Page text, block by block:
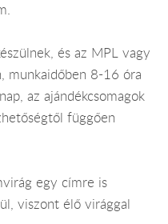
és az MPL vagy
munkaidőben 8-16 óra
az ajándékcsomagok
függően
egy címre is
viszont élő virággal